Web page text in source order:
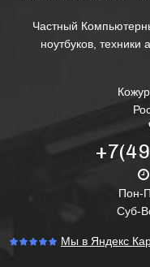
Частный
ноутбуков,
Пон-
Суб-
Мы в Яндекс